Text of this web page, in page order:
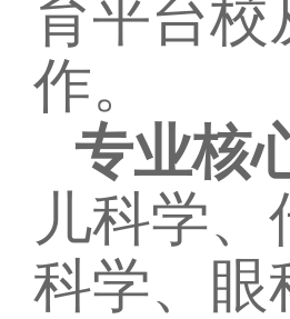
育平台校
作。
专业核
儿科学
科学、眼